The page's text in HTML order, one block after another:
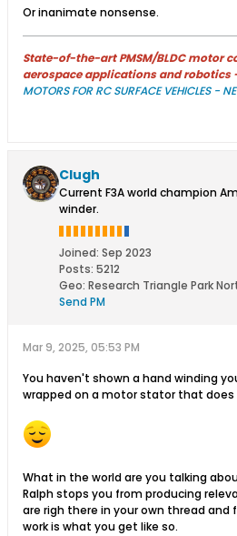
Or inanimate nonsense.
State-of-the-art PMSM/BLDC motor
aerospace applications and robotics
MOTORS FOR RC SURFACE VEHICLES -
Clugh
Current F3A world champion
winder.
Joined: Sep 2023
Posts: 5212
Geo: Research Triangle Park
Send PM
Mar 9, 2025, 05:53 PM
You haven't shown a hand winding
wrapped on a motor stator that does
What in the world are you talking
Ralph stops you from producing
are righ there in your own thread and
work is what you get like so.